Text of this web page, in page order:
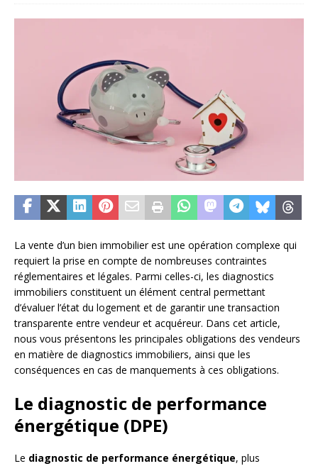
La vente d’un bien immobilier est une opération complexe qui
requiert la prise en compte de nombreuses contraintes
réglementaires et légales. Parmi celles-ci, les diagnostics
immobiliers constituent un élément central permettant
d’évaluer l’état du logement et de garantir une transaction
transparente entre vendeur et acquéreur. Dans cet article,
nous vous présentons les principales obligations des vendeurs
en matière de diagnostics immobiliers, ainsi que les
conséquences en cas de manquements à ces obligations.
Le diagnostic de performance
énergétique (DPE)
Le diagnostic de performance énergétique, plus